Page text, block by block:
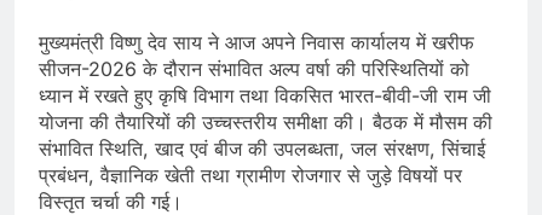
मुख्यमंत्री विष्णु देव साय ने आज अपने निवास कार्यालय में खरीफ
सीजन-2026 के दौरान संभावित अल्प वर्षा की परिस्थितियों को
ध्यान में रखते हुए कृषि विभाग तथा विकसित भारत-बीवी-जी राम जी
योजना की तैयारियों की उच्चस्तरीय समीक्षा की। बैठक में मौसम की
संभावित स्थिति, खाद एवं बीज की उपलब्धता, जल संरक्षण, सिंचाई
प्रबंधन, वैज्ञानिक खेती तथा ग्रामीण रोजगार से जुड़े विषयों पर
विस्तृत चर्चा की गई।